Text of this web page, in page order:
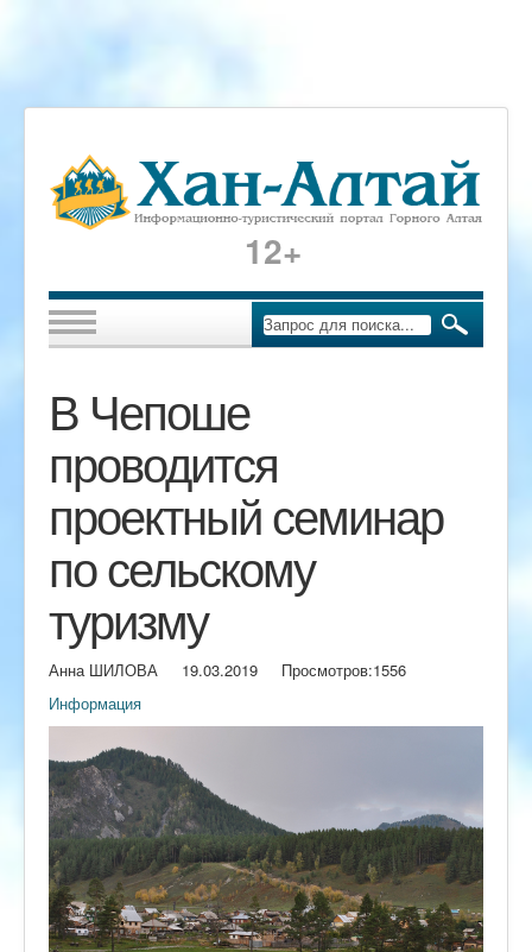
12+
В Чепоше
проводится
проектный семинар
по сельскому
туризму
Анна ШИЛОВА 19.03.2019 Просмотров:1556
Информация